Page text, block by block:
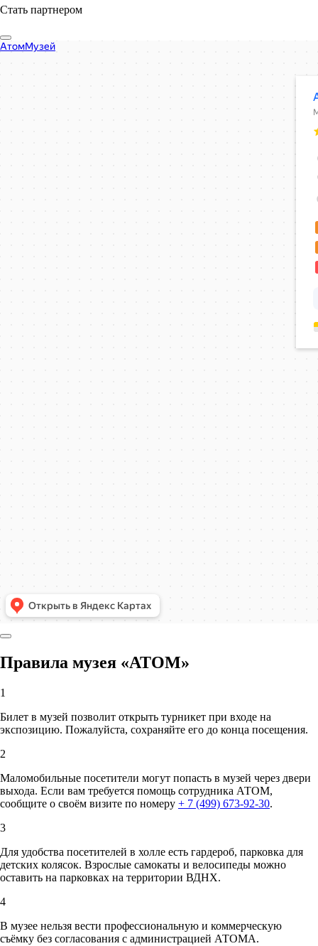
Стать партнером
Правила музея «АТОМ»
1
Билет в музей позволит открыть турникет при входе на
экспозицию. Пожалуйста, сохраняйте его до конца посещения.
2
Маломобильные посетители могут попасть в музей через двери
выхода. Если вам требуется помощь сотрудника АТОМ,
сообщите о своём визите по номеру + 7 (499) 673-92-30.
3
Для удобства посетителей в холле есть гардероб, парковка для
детских колясок. Взрослые самокаты и велосипеды можно
оставить на парковках на территории ВДНХ.
4
В музее нельзя вести профессиональную и коммерческую
съёмку без согласования с администрацией АТОМА.